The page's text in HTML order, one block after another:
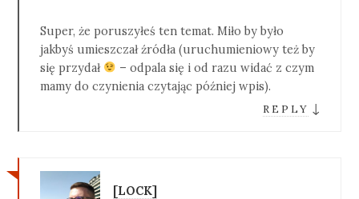
Super, że poruszyłeś ten temat. Miło by było
jakbyś umieszczał źródła (uruchumieniowy też by
się przydał
– odpala się i od razu widać z czym
mamy do czynienia czytając później wpis).
REPLY ↓
[LOCK]